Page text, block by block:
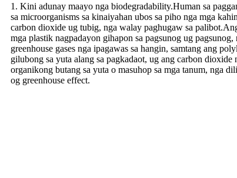
1. Kini adunay maayo nga biodegradability.Human sa
sa microorganisms sa kinaiyahan ubos sa piho nga mga
carbon dioxide ug tubig, nga walay paghugaw sa
mga plastik nagpadayon gihapon sa pagsunog ug
greenhouse gases nga ipagawas sa hangin, samtang ang
gilubong sa yuta alang sa pagkadaot, ug ang carbon dioxide
organikong butang sa yuta o masuhop sa mga tanum, nga
og greenhouse effect.